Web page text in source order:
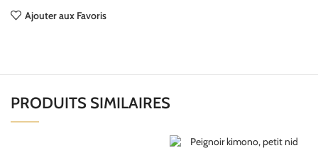
Ajouter aux Favoris
PRODUITS SIMILAIRES